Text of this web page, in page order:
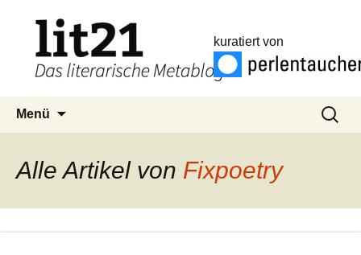
kuratiert von
Menü
Suchen
nach:
Alle Artikel von Fixpoetry